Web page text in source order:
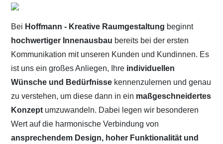
Bei Hoffmann - Kreative Raumgestaltung beginnt
hochwertiger Innenausbau bereits bei der ersten
Kommunikation mit unseren Kunden und Kundinnen. Es
ist uns ein großes Anliegen, Ihre individuellen
Wünsche und Bedürfnisse kennenzulernen und genau
zu verstehen, um diese dann in ein maßgeschneidertes
Konzept umzuwandeln. Dabei legen wir besonderen
Wert auf die harmonische Verbindung von
ansprechendem Design, hoher Funktionalität und